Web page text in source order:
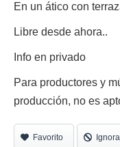
En un ático con
Libre desde ahora..
Info en privado
Para productores y
producción, no es
Favorito